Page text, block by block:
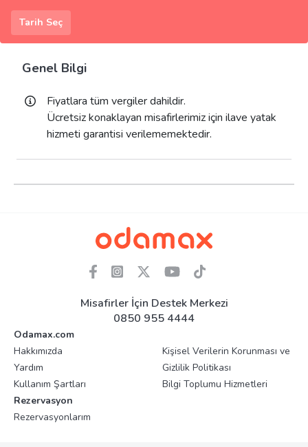
Tarih Seç
Genel Bilgi
Fiyatlara tüm vergiler dahildir.
Ücretsiz konaklayan misafirlerimiz için ilave yatak
hizmeti garantisi verilememektedir.
Misafirler İçin Destek Merkezi
0850 955 4444
Odamax.com
Hakkımızda
Yardım
Kullanım Şartları
Kişisel Verilerin Korunması ve
Gizlilik Politikası
Bilgi Toplumu Hizmetleri
Rezervasyon
Rezervasyonlarım